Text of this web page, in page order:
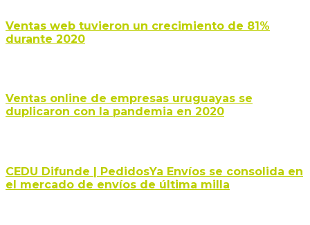
Ventas web tuvieron un crecimiento de 81%
durante 2020
Ventas online de empresas uruguayas se
duplicaron con la pandemia en 2020
CEDU Difunde | PedidosYa Envíos se consolida en
el mercado de envíos de última milla